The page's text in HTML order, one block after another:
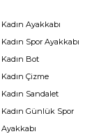
Kadın Ayakkabı
Kadın Spor Ayakkabı
Kadın Bot
Kadın Çizme
Kadın Sandalet
Kadın Günlük Spor
Ayakkabı